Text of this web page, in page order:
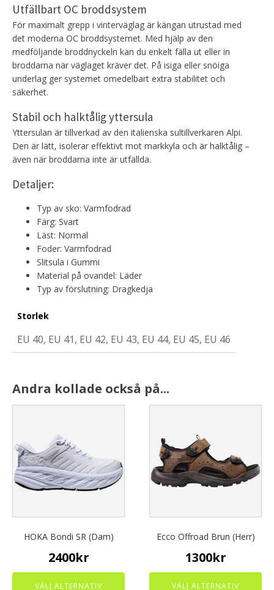
Utfällbart OC broddsystem
För maximalt grepp i vinterväglag är kängan utrustad med
det moderna OC broddsystemet. Med hjälp av den
medföljande broddnyckeln kan du enkelt fälla ut eller in
broddarna när väglaget kräver det. På isiga eller snöiga
underlag ger systemet omedelbart extra stabilitet och
säkerhet.
Stabil och halktålig yttersula
Yttersulan är tillverkad av den italienska sultillverkaren Alpi.
Den är lätt, isolerar effektivt mot markkyla och är halktålig –
även när broddarna inte är utfällda.
Detaljer:
Typ av sko: Varmfodrad
Färg: Svart
Läst: Normal
Foder: Varmfodrad
Slitsula i Gummi
Material på ovandel: Läder
Typ av förslutning: Dragkedja
Storlek
EU 40, EU 41, EU 42, EU 43, EU 44, EU 45, EU 46
Andra kollade också på...
HOKA Bondi SR (Dam)
2400kr
VÄLJ ALTERNATIV
multiple
variants.
The
options
be
chosen
product
Ecco Offroad Brun (Herr)
1300kr
VÄLJ ALTERNATIV
has
multiple
variants.
The
options
be
chosen
product